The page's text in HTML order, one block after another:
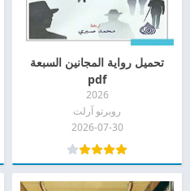
تحميل رواية المجانين السبعة
pdf
2026
روبرتو آرلت
2026-07-30